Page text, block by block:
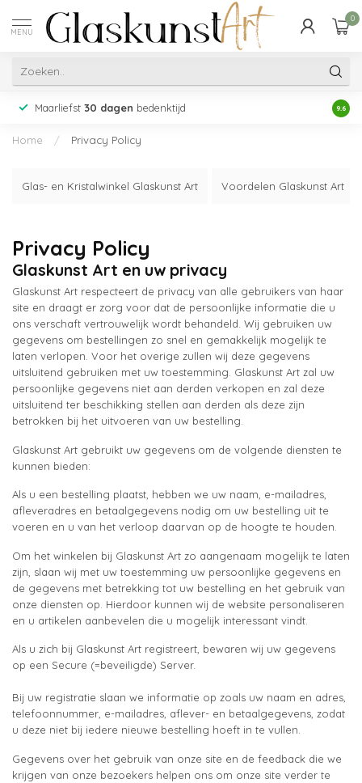
MENU
0
Maarliefst 30 dagen bedenktijd 9.6
Home / Privacy Policy
Glas- en Kristalwinkel Glaskunst Art Voordelen Glaskunst Art
Privacy Policy
Glaskunst Art en uw privacy
Glaskunst Art respecteert de privacy van alle gebruikers van haar
site en draagt er zorg voor dat de persoonlijke informatie die u
ons verschaft vertrouwelijk wordt behandeld. Wij gebruiken uw
gegevens om bestellingen zo snel en gemakkelijk mogelijk te
laten verlopen. Voor het overige zullen wij deze gegevens
uitsluitend gebruiken met uw toestemming. Glaskunst Art zal uw
persoonlijke gegevens niet aan derden verkopen en zal deze
uitsluitend ter beschikking stellen aan derden als deze zijn
betrokken bij het uitvoeren van uw bestelling.
Glaskunst Art gebruikt uw gegevens om de volgende diensten te
kunnen bieden:
Als u een bestelling plaatst, hebben we uw naam, e-mailadres,
afleveradres en betaalgegevens nodig om uw bestelling uit te
voeren en u van het verloop daarvan op de hoogte te houden.
Om het winkelen bij Glaskunst Art zo aangenaam mogelijk te laten
zijn, slaan wij met uw toestemming uw persoonlijke gegevens en
de gegevens met betrekking tot uw bestelling en het gebruik van
onze diensten op. Hierdoor kunnen wij de website personaliseren
en u artikelen aanbevelen die u mogelijk interessant vindt.
Als u zich bij Glaskunst Art registreert, bewaren wij uw gegevens
op een Secure (=beveiligde) Server.
Bij uw registratie slaan we informatie op zoals uw naam en adres,
telefoonnummer, e-mailadres, aflever- en betaalgegevens, zodat
u deze niet bij iedere nieuwe bestelling hoeft in te vullen.
Gegevens over het gebruik van onze site en de feedback die we
krijgen van onze bezoekers helpen ons om onze site verder te